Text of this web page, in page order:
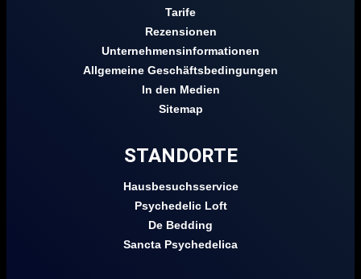
Tarife
Rezensionen
Unternehmensinformationen
Allgemeine Geschäftsbedingungen
In den Medien
Sitemap
STANDORTE
Hausbesuchsservice
Psychedelic Loft
De Bedding
Sancta Psychedelica